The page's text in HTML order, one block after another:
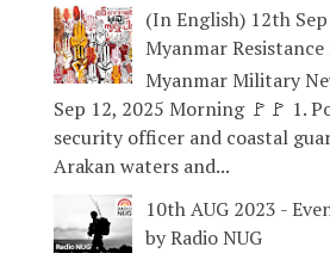
(In English) 12th
Myanmar Resistance
Myanmar Military
Sep 12, 2025 Morning 🚩🚩 1.
security officer and coastal
Arakan waters and...
10th AUG 2023 -
by Radio NUG